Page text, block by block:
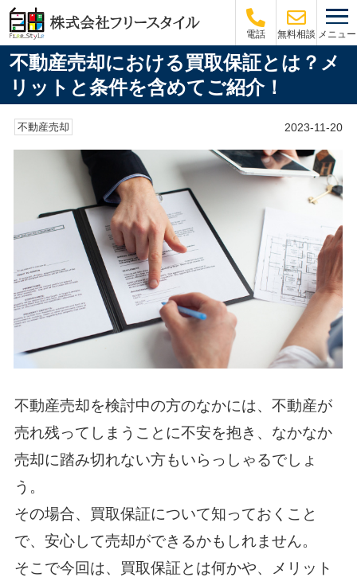
電話 無料相談 メニュー
不動産売却における買取保証とは？メ
リットと条件を含めてご紹介！
不動産売却 2023-11-20
不動産売却を検討中の方のなかには、不動産が
売れ残ってしまうことに不安を抱き、なかなか
売却に踏み切れない方もいらっしゃるでしょ
う。
その場合、買取保証について知っておくこと
で、安心して売却ができるかもしれません。
そこで今回は、買取保証とは何かや、メリット